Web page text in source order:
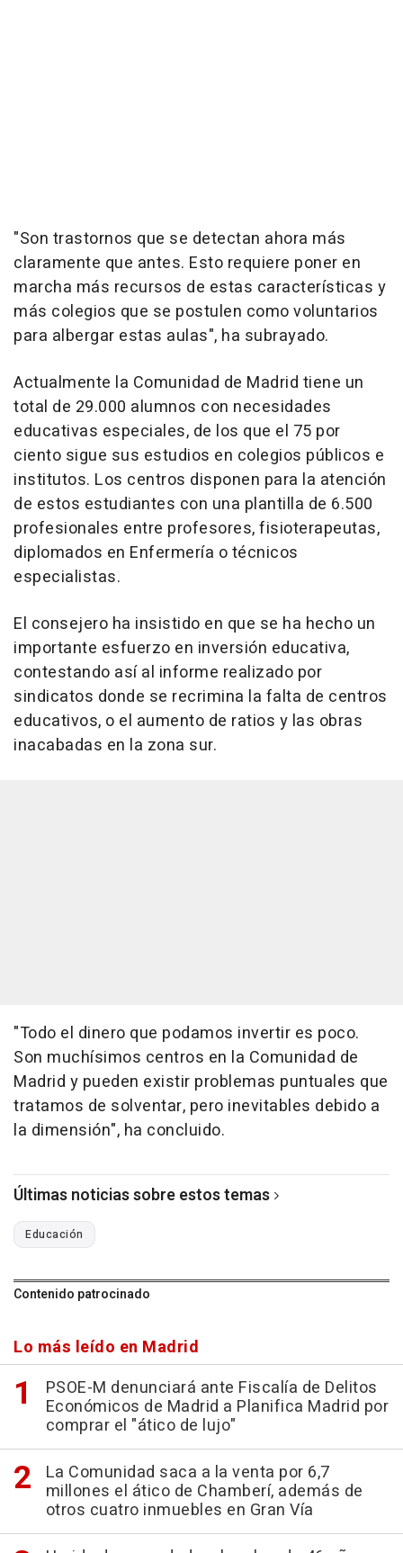
"Son trastornos que se detectan ahora más
claramente que antes. Esto requiere poner en
marcha más recursos de estas características y
más colegios que se postulen como voluntarios
para albergar estas aulas", ha subrayado.
Actualmente la Comunidad de Madrid tiene un
total de 29.000 alumnos con necesidades
educativas especiales, de los que el 75 por
ciento sigue sus estudios en colegios públicos e
institutos. Los centros disponen para la atención
de estos estudiantes con una plantilla de 6.500
profesionales entre profesores, fisioterapeutas,
diplomados en Enfermería o técnicos
especialistas.
El consejero ha insistido en que se ha hecho un
importante esfuerzo en inversión educativa,
contestando así al informe realizado por
sindicatos donde se recrimina la falta de centros
educativos, o el aumento de ratios y las obras
inacabadas en la zona sur.
"Todo el dinero que podamos invertir es poco.
Son muchísimos centros en la Comunidad de
Madrid y pueden existir problemas puntuales que
tratamos de solventar, pero inevitables debido a
la dimensión", ha concluido.
Últimas noticias sobre estos temas
Educación
Contenido patrocinado
Lo más leído en Madrid
PSOE-M denunciará ante Fiscalía de Delitos
Económicos de Madrid a Planifica Madrid por
comprar el "ático de lujo"
La Comunidad saca a la venta por 6,7
millones el ático de Chamberí, además de
otros cuatro inmuebles en Gran Vía